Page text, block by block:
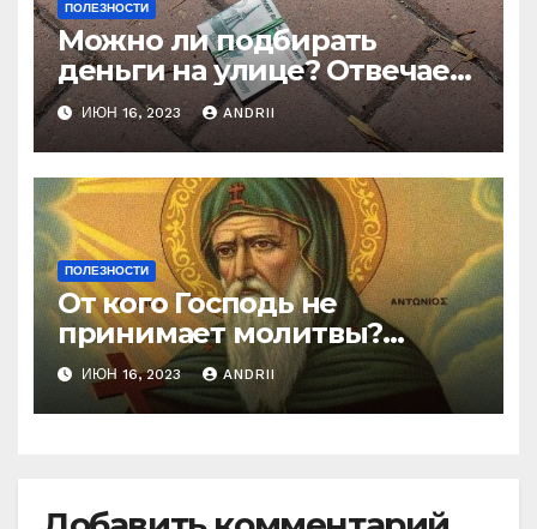
ПОЛЕЗНОСТИ
Можно ли подбирать
деньги на улице? Отвечает
батюшка
ИЮН 16, 2023 ANDRII
ПОЛЕЗНОСТИ
От кого Господь не
принимает молитвы?
Неожиданные слова
Ефрема Сирина
ИЮН 16, 2023 ANDRII